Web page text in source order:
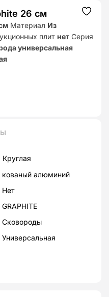
26 см
Материал Из
плит нет Серия
универсальная
Круглая
кованый алюминий
Нет
GRAPHITE
Сковороды
Универсальная